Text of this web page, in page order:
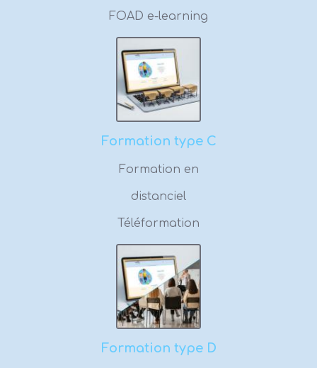
FOAD e-learning
Formation type C
Formation en
distanciel
Téléformation
Formation type D